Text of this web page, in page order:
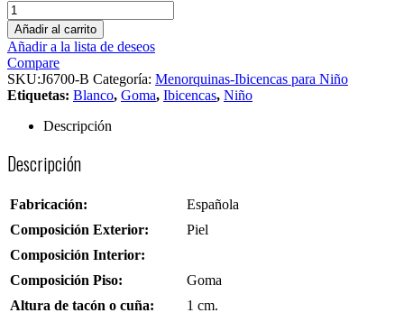
Añadir al carrito
Añadir a la lista de deseos
Compare
SKU:J6700-B Categoría: Menorquinas-Ibicencas para Niño
Etiquetas: Blanco, Goma, Ibicencas, Niño
Descripción
Descripción
Fabricación:
Española
Composición Exterior:
Piel
Composición Interior:
Composición Piso:
Goma
Altura de tacón o cuña:
1 cm.